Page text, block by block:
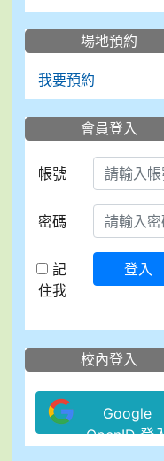
場地預約
我要預約
會員登入
帳號
密碼
記
住我
登入
校內登入
Google
OpenID 登